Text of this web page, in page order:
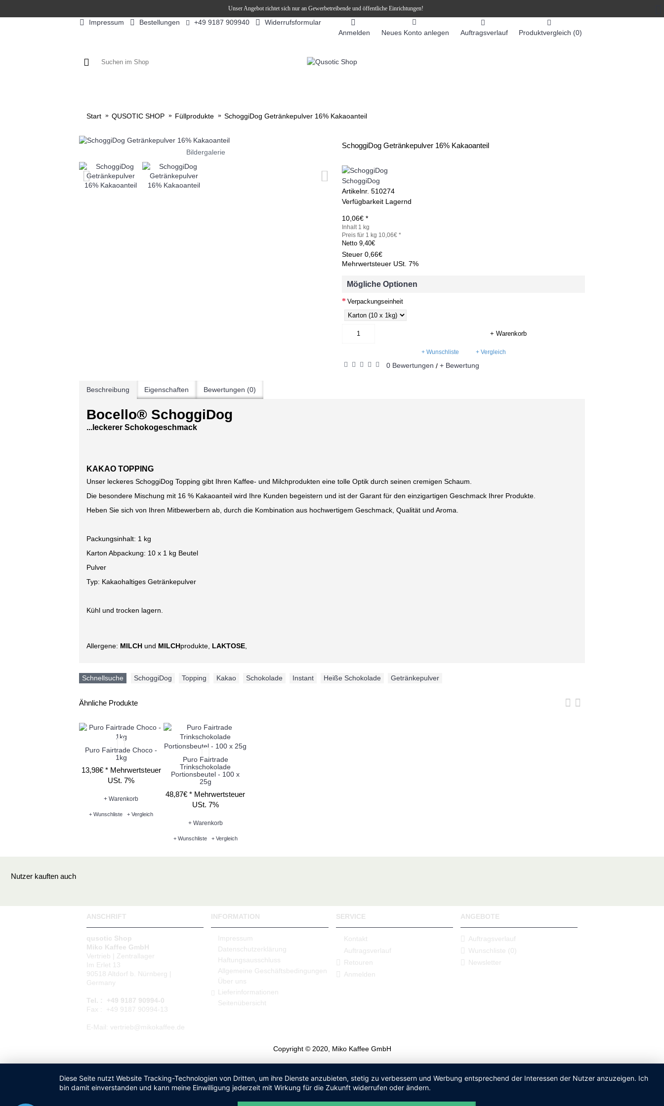
Unser Angebot richtet sich nur an Gewerbetreibende und öffentliche Einrichtungen!
Impressum Bestellungen +49 9187 909940
Widerrufsformular
Anmelden
Neues Konto anlegen Auftragsverlauf Produktvergleich (0)
Start QUSOTIC SHOP Füllprodukte SchoggiDog Getränkepulver 16% Kakaoanteil
Bildergalerie
SchoggiDog Getränkepulver 16% Kakaoanteil
SchoggiDog
Artikelnr. 510274
Verfügbarkeit Lagernd
10,06€ *
Inhalt 1 kg
Preis für 1 kg 10,06€ *
Netto 9,40€
Steuer 0,66€
Mehrwertsteuer USt. 7%
Mögliche Optionen
Verpackungseinheit
+ Warenkorb
+ Wunschliste + Vergleich
0 Bewertungen / + Bewertung
Beschreibung Eigenschaften Bewertungen (0)
Bocello® SchoggiDog
...leckerer Schokogeschmack
KAKAO TOPPING
Unser leckeres SchoggiDog Topping gibt Ihren Kaffee- und Milchprodukten eine tolle Optik durch seinen cremigen Schaum.
Die besondere Mischung mit 16 % Kakaoanteil wird Ihre Kunden begeistern und ist der Garant für den einzigartigen Geschmack Ihrer Produkte.
Heben Sie sich von Ihren Mitbewerbern ab, durch die Kombination aus hochwertigem Geschmack, Qualität und Aroma.
Packungsinhalt: 1 kg
Karton Abpackung: 10 x 1 kg Beutel
Pulver
Typ: Kakaohaltiges Getränkepulver
Kühl und trocken lagern.
Allergene: MILCH und MILCHprodukte, LAKTOSE
Schnellsuche SchoggiDog Topping Kakao Schokolade Instant Heiße Schokolade Getränkepulver
Ähnliche Produkte
Puro Fairtrade Choco -
1kg
13,98€ * Mehrwertsteuer
USt. 7%
+ Warenkorb
+ Wunschliste + Vergleich
Puro Fairtrade
Trinkschokolade
Portionsbeutel - 100 x
25g
48,87€ * Mehrwertsteuer
USt. 7%
+ Warenkorb
+ Wunschliste + Vergleich
Nutzer kauften auch
ANSCHRIFT
qusotic Shop
Miko Kaffee GmbH
Vertrieb | Zentrallager
Im Erlet 13
90518 Altdorf b. Nürnberg |
Germany
Tel. : +49 9187 90994-0
Fax : +49 9187 90994-13
E-Mail: vertrieb@mikokaffee.de
INFORMATION
Impressum
Datenschutzerklärung
Haftungsausschluss
Allgemeine Geschäftsbedingungen
Über uns
Lieferinformationen
Seitenübersicht
SERVICE
Kontakt
Auftragsverlauf
Retouren
Anmelden
ANGEBOTE
Auftragsverlauf
Wunschliste (0)
Newsletter
Copyright © 2020, Miko Kaffee GmbH
Diese Seite nutzt Website Tracking-Technologien von Dritten, um ihre Dienste anzubieten, stetig zu verbessern und Werbung entsprechend der Interessen der Nutzer anzuzeigen. Ich
bin damit einverstanden und kann meine Einwilligung jederzeit mit Wirkung für die Zukunft widerrufen oder ändern.